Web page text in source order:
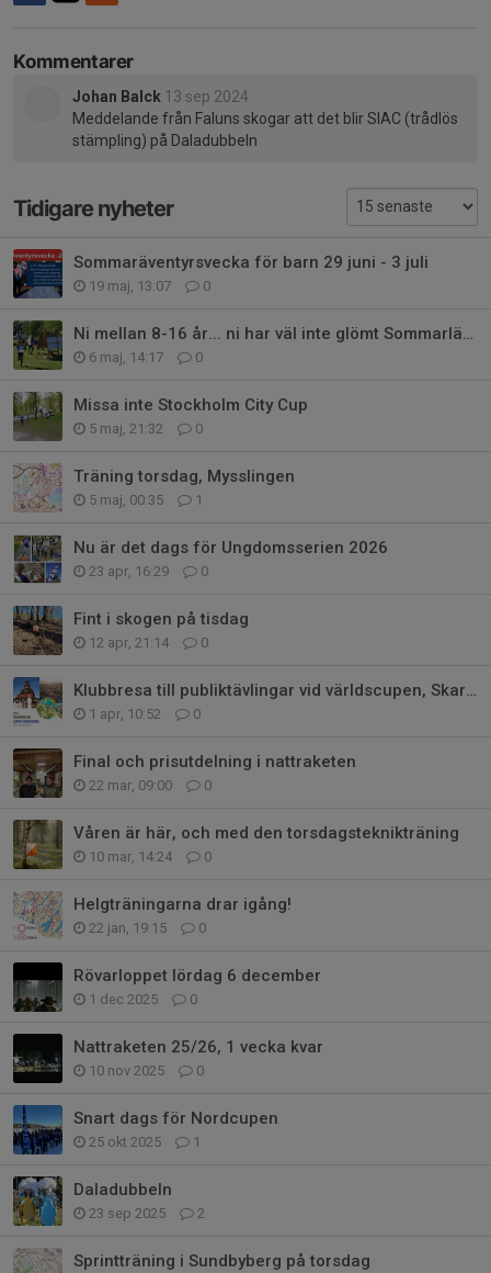
Kommentarer
Johan Balck 13 sep 2024
Meddelande från Faluns skogar att det blir SIAC (trådlös
stämpling) på Daladubbeln
Tidigare nyheter
Sommaräventyrsvecka för barn 29 juni - 3 juli
19 maj, 13:07 0
Ni mellan 8-16 år... ni har väl inte glömt Sommarlägret 22-23 aug
6 maj, 14:17 0
Missa inte Stockholm City Cup
5 maj, 21:32 0
Träning torsdag, Mysslingen
5 maj, 00:35 1
Nu är det dags för Ungdomsserien 2026
23 apr, 16:29 0
Fint i skogen på tisdag
12 apr, 21:14 0
Klubbresa till publiktävlingar vid världscupen, Skara & Lidköping, 29-31maj
1 apr, 10:52 0
Final och prisutdelning i nattraketen
22 mar, 09:00 0
Våren är här, och med den torsdagsteknikträning
10 mar, 14:24 0
Helgträningarna drar igång!
22 jan, 19:15 0
Rövarloppet lördag 6 december
1 dec 2025 0
Nattraketen 25/26, 1 vecka kvar
10 nov 2025 0
Snart dags för Nordcupen
25 okt 2025 1
Daladubbeln
23 sep 2025 2
Sprintträning i Sundbyberg på torsdag